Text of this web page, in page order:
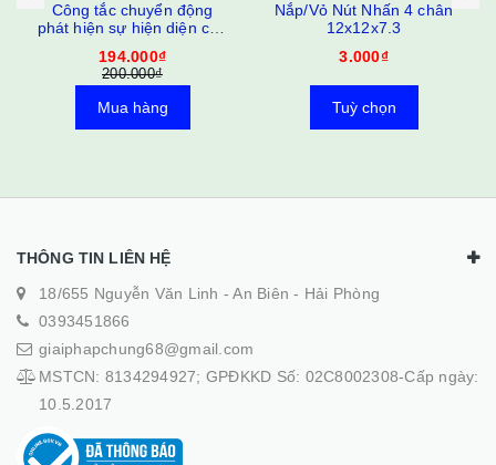
Nắp/Vỏ Nút Nhấn 4 chân
12x12x7.3
3.000₫
Tuỳ chọn
Công Tắc Xoay 2 Vị Trí, 3
Vị Trí Phi 22 LA-38
25.000₫
Mua hàng
THÔNG TIN LIÊN HỆ
18/655 Nguyễn Văn Linh - An Biên - Hải Phòng
0393451866
giaiphapchung68@gmail.com
MSTCN: 8134294927; GPĐKKD Số: 02C8002308-Cấp ngày:
10.5.2017